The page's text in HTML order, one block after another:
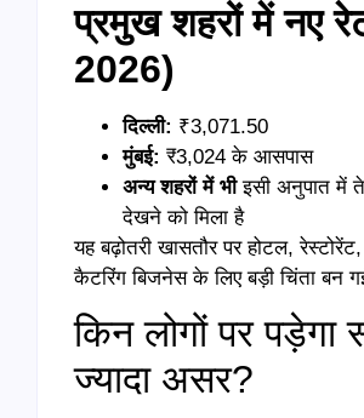
प्रमुख शहरों में नए
2026)
दिल्ली: ₹3,071.50
मुंबई: ₹3,024 के आसपास
अन्य शहरों में भीइसी अनुपात में
देखने को मिला है
यह बढ़ोतरी खासतौर पर होटल,
कैटरिंग बिजनेस के लिए बड़ी चिंता बन
किन लोगों पर पड़ेगा
ज्यादा असर?